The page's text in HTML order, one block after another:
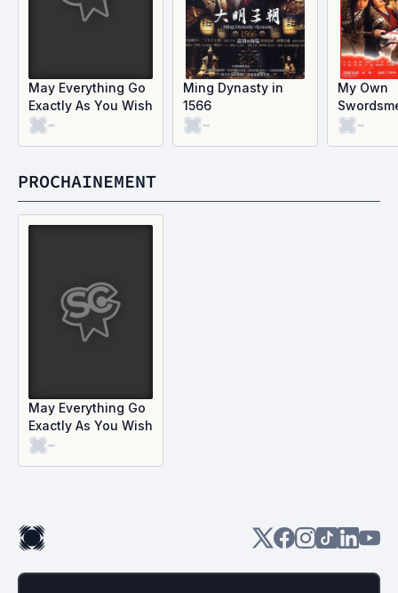
May Everything Go
Exactly As You Wish
-
Ming Dynasty in
1566
-
My Own
-
PROCHAINEMENT
May Everything Go
Exactly As You Wish
-